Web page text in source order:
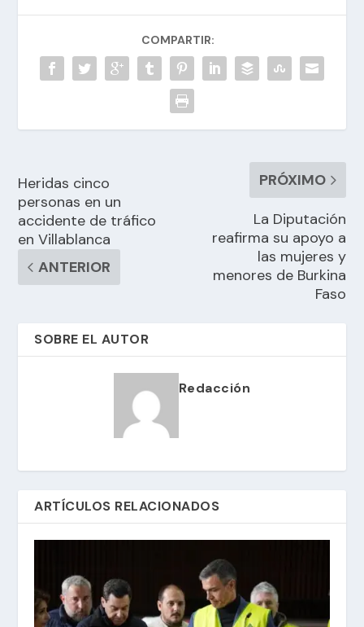
COMPARTIR:
Heridas cinco
personas en un
accidente de tráfico
en Villablanca
ANTERIOR
PRÓXIMO
La Diputación
reafirma su apoyo a
las mujeres y
menores de Burkina
Faso
SOBRE EL AUTOR
Redacción
ARTÍCULOS RELACIONADOS